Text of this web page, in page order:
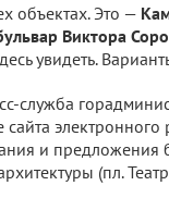
объектах. Это —
Виктора
увидеть.
служба
сайта
и предложения
(пл.